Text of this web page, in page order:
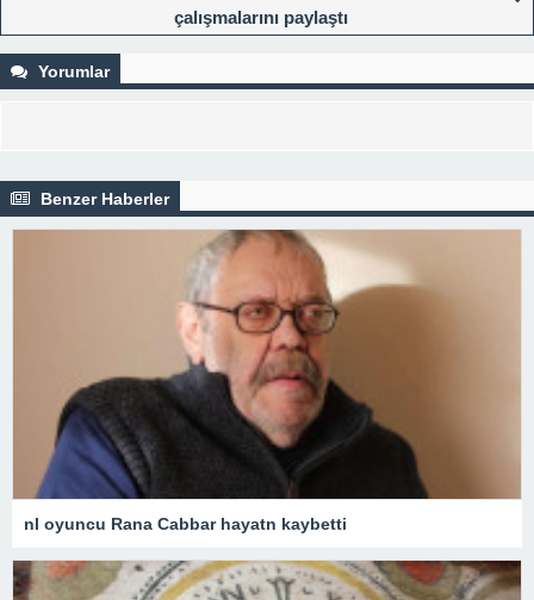
çalışmalarını paylaştı
Yorumlar
Benzer Haberler
nl oyuncu Rana Cabbar hayatn kaybetti